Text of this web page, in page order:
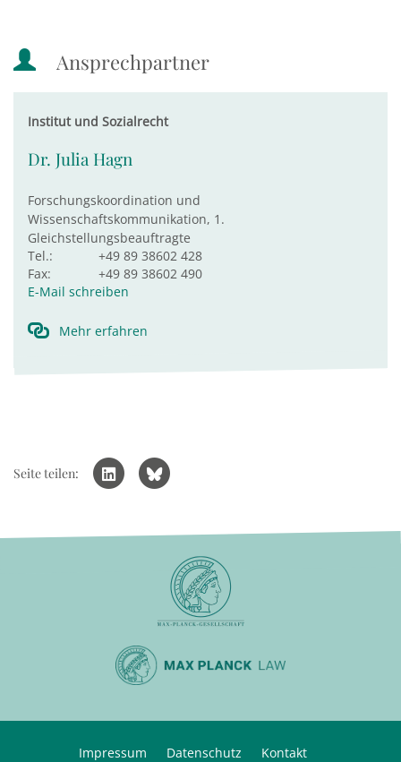
Ansprechpartner
Institut und Sozialrecht
Dr. Julia Hagn
Forschungskoordination und
Wissenschaftskommunikation, 1.
Gleichstellungsbeauftragte
Tel.:
+49 89 38602 428
Fax:
+49 89 38602 490
E-Mail schreiben
Mehr erfahren
Seite teilen:
Impressum Datenschutz Kontakt